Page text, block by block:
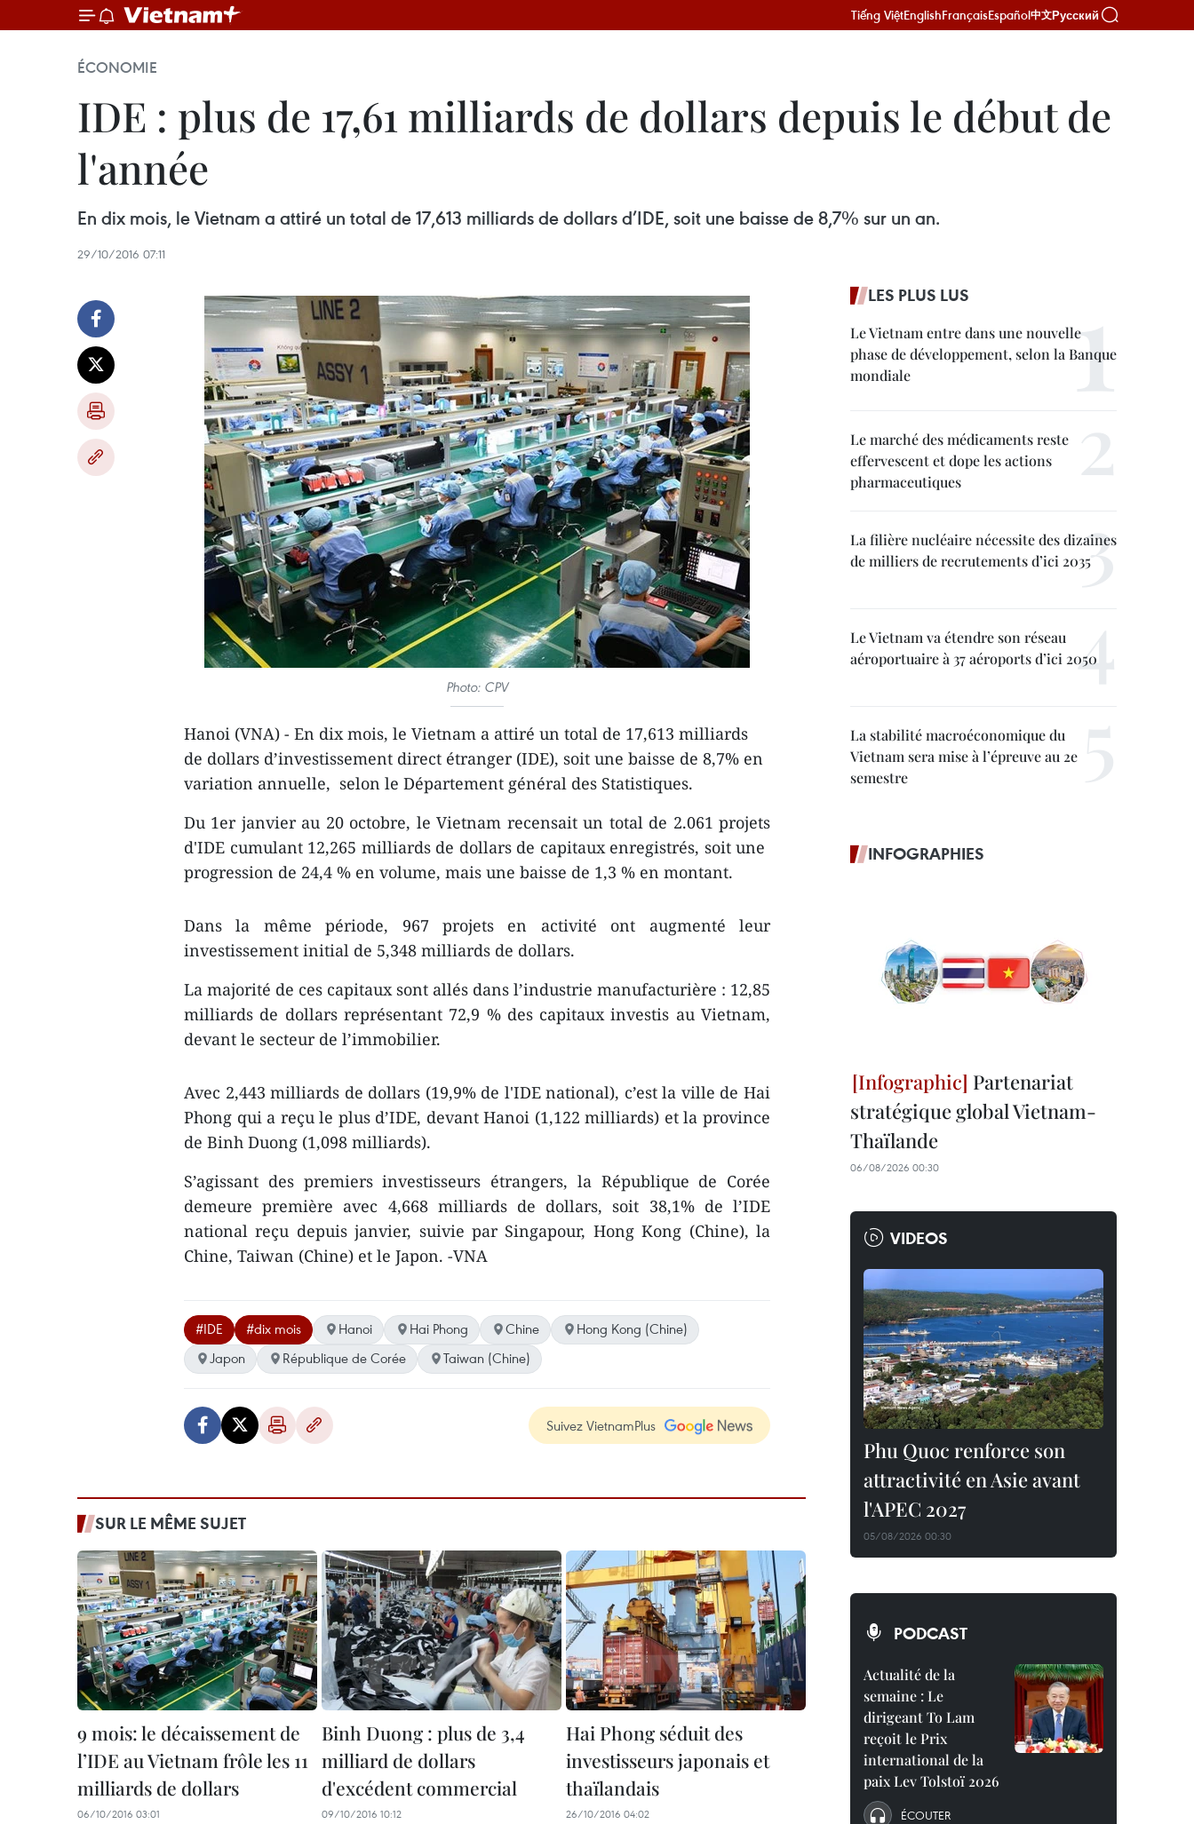
Tiếng ViệtEnglishFrançaisEspañol中文Русский
ÉCONOMIE
IDE : plus de 17,61 milliards de dollars depuis le début de
l'année
En dix mois, le Vietnam a attiré un total de 17,613 milliards de dollars d’IDE, soit une baisse de 8,7% sur un an.
29/10/2016 07:11
Photo: CPV
Hanoi (VNA) - En dix mois, le Vietnam a attiré un total de 17,613 milliards
de dollars d’investissement direct étranger (IDE), soit une ​baisse de 8,7% en
variation annuelle, selon le Département général des Statistiques.
Du 1er janvier au 20 octobre, le Vietnam recensait un total de 2.061 projets
d'IDE cumulant 12,265 milliards de dollars de capitaux enregistrés, soit une ​
progression de 24,4 % en ​volume, mais une baisse de 1,3 % en montant.
​​Dans la même période, 967 projets en activité ont augmenté leur
investissement initial de 5,348 milliards de dollars.
La majorité de ces ​capitaux sont allés dans l’industrie manufacturière : 12,85
milliards de dollars représentant 72,9 % des capitaux investis au Vietnam,
devant le secteur de l’immobilier.
Avec 2,443 milliards de dollars (19,9% ​de l'IDE national), c’est la ville de Hai
Phong qui a reçu le plus d’IDE, devant Hanoi (1,122 milliards) et la province
de Binh Duong (1,098 milliards).
S’agissant des premiers investisseurs étrangers, la République de Corée
demeure première avec 4,668 milliards de dollars, soit 38,1% de l’IDE
national reçu depuis janvier, suivie par Singapour, Hong Kong (Chine), la
Chine, Taiwan (Chine) et le Japon. -VNA
#IDE #dix mois Hanoi Hai Phong Chine
Hong Kong (Chine)
Japon
République de Corée Taiwan (Chine)
Suivez VietnamPlus
SUR LE MÊME SUJET
9 mois: le décaissement de
l’IDE au Vietnam frôle les 11
milliards de dollars
06/10/2016 03:01
Binh Duong : ​plus de 3,4
milliard de dollars
d'excédent commercial
09/10/2016 10:12
Hai Phong séduit des
investisseurs japonais et
thaïlandais
26/10/2016 04:02
LES PLUS LUS
Le Vietnam entre dans une nouvelle
phase de développement, selon la Banque
mondiale
Le marché des médicaments reste
effervescent et dope les actions
pharmaceutiques
La filière nucléaire nécessite des dizaines
de milliers de recrutements d’ici 2035
Le Vietnam va étendre son réseau
aéroportuaire à 37 aéroports d’ici 2050
La stabilité macroéconomique du
Vietnam sera mise à l’épreuve au 2e
semestre
INFOGRAPHIES
Partenariat
stratégique global Vietnam-
Thaïlande
06/08/2026 00:30
VIDEOS
Phu Quoc renforce son
attractivité en Asie avant
l'APEC 2027
05/08/2026 00:30
PODCAST
Actualité de la
semaine : Le
dirigeant To Lam
reçoit le Prix
international de la
paix Lev Tolstoï 2026
ÉCOUTER